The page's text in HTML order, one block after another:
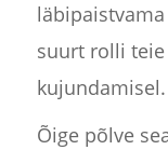
suurt rolli
kujundamisel.
Õige põlve